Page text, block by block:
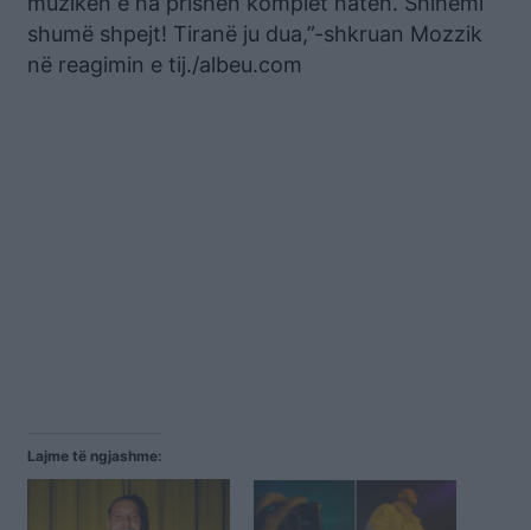
shumë shpejt! Tiranë ju dua,”-shkruan Mozzik
në reagimin e tij./albeu.com
Lajme të ngjashme: